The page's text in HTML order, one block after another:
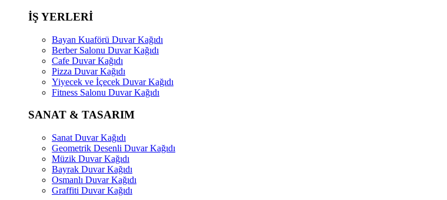
İŞ YERLERİ
Bayan Kuaförü Duvar Kağıdı
Berber Salonu Duvar Kağıdı
Cafe Duvar Kağıdı
Pizza Duvar Kağıdı
Yiyecek ve İçecek Duvar Kağıdı
Fitness Salonu Duvar Kağıdı
SANAT & TASARIM
Sanat Duvar Kağıdı
Geometrik Desenli Duvar Kağıdı
Müzik Duvar Kağıdı
Bayrak Duvar Kağıdı
Osmanlı Duvar Kağıdı
Graffiti Duvar Kağıdı